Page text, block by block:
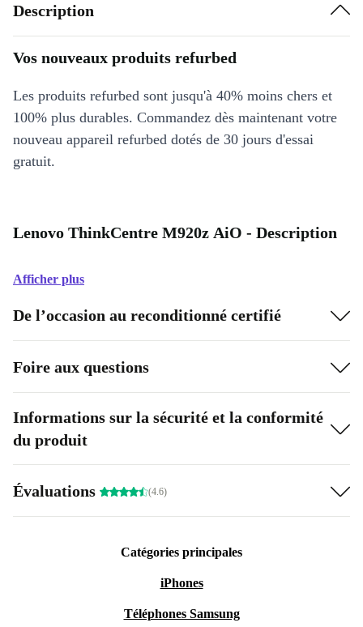
Description
Vos nouveaux produits refurbed
Les produits refurbed sont jusqu'à 40% moins chers et
100% plus durables. Commandez dès maintenant votre
nouveau appareil refurbed dotés de 30 jours d'essai
gratuit.
Lenovo ThinkCentre M920z AiO - Description
Afficher plus
De l’occasion au reconditionné certifié
Foire aux questions
Informations sur la sécurité et la conformité
du produit
Évaluations (4.6)
Catégories principales
iPhones
Téléphones Samsung